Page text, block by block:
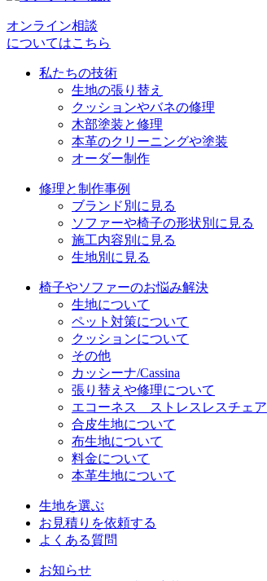
ー
シ
オンライン相談
についてはこちら
私たちの技術
生地の張り替え
クッションやバネの修理
木部塗装と修理
本革のクリーニングや塗装
オーダー制作
修理と制作事例
ブランド別に見る
ソファーや椅子の形状別に見る
施工内容別に見る
生地別に見る
椅子やソファーのお悩み解決
生地について
ペット対策について
クッションについて
その他
カッシーナ/Cassina
張り替えや修理について
エコーネス ストレスレスチェア
合皮生地について
布生地について
料金について
本革生地について
生地を選ぶ
お見積りを依頼する
よくある質問
お知らせ